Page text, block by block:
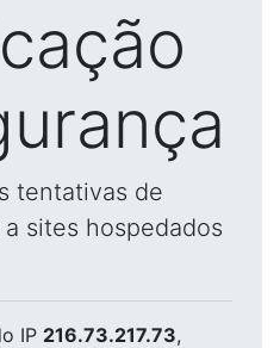
tentativas de
sites hospedados
IP 216.73.217.73,